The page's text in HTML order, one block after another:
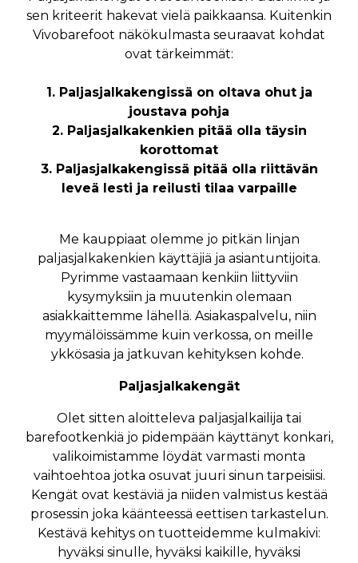
sen kriteerit hakevat vielä paikkaansa. Kuitenkin
Vivobarefoot näkökulmasta seuraavat kohdat
ovat tärkeimmät:
1. Paljasjalkakengissä on oltava ohut ja
joustava pohja
2. Paljasjalkakenkien pitää olla täysin
korottomat
3. Paljasjalkakengissä pitää olla riittävän
leveä lesti ja reilusti tilaa varpaille
Me kauppiaat olemme jo pitkän linjan
paljasjalkakenkien käyttäjiä ja asiantuntijoita.
Pyrimme vastaamaan kenkiin liittyviin
kysymyksiin ja muutenkin olemaan
asiakkaittemme lähellä. Asiakaspalvelu, niin
myymälöissämme kuin verkossa, on meille
ykkösasia ja jatkuvan kehityksen kohde.
Paljasjalkakengät
Olet sitten aloitteleva paljasjalkailija tai
barefootkenkiä jo pidempään käyttänyt konkari,
valikoimistamme löydät varmasti monta
vaihtoehtoa jotka osuvat juuri sinun tarpeisiisi.
Kengät ovat kestäviä ja niiden valmistus kestää
prosessin joka käänteessä eettisen tarkastelun.
Kestävä kehitys on tuotteidemme kulmakivi:
hyväksi sinulle, hyväksi kaikille, hyväksi